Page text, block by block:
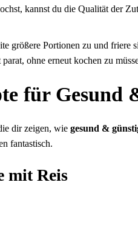
kannst du die Qualität der
größere Portionen zu und friere
ohne erneut kochen zu
für Gesund
dir zeigen, wie gesund &
fantastisch.
mit Reis